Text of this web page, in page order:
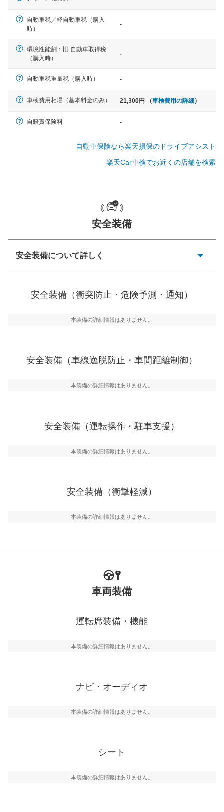
軽自動車
ノア、セレナ、プリウス、カロー
大型車
一般的な荷物のサイズの目安
自動車税／軽自動車税（購入
時）
-
環境性能割：旧 自動車取得税
（購入時）
-
自動車税重量税（購入時） -
車検費用相場（基本料金のみ） 21,300円 （車検費用の詳細）
自賠責保険料 -
自動車保険なら楽天損保のドライブアシスト
楽天Car車検でお近くの店舗を検索
安全装備
安全装備について詳しく
ーキアシスト、ABSなどが装備されています。
車線逸脱防止
車線のはみだしやふらつきを防止するためにレーンキー
運転・駐車支援
グ・アシストやサイドブラインドモニターなどが装備さ
万が一車体が衝撃を受けたときに、運転者・同乗者を守
るSRSエアバッグシステム、プリテンショナーシートベ
安全装備（衝突防止・危険予測・通知）
本装備の詳細情報はありません。
安全装備（車線逸脱防止・車間距離制御）
本装備の詳細情報はありません。
安全装備（運転操作・駐車支援）
本装備の詳細情報はありません。
安全装備（衝撃軽減）
本装備の詳細情報はありません。
車両装備
運転席装備・機能
本装備の詳細情報はありません。
ナビ・オーディオ
本装備の詳細情報はありません。
シート
本装備の詳細情報はありません。